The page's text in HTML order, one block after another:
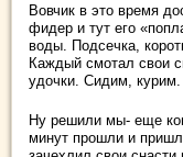
Вовчик в это время
фидер и тут его
воды. Подсечка,
Каждый смотал свои
удочки. Сидим,
Ну решили мы- еще
минут прошли и